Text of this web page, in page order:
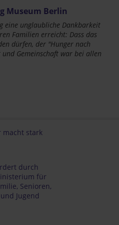
Museum Berlin
eine unglaubliche Dankbarkeit
Familien erreicht: Dass das
dürfen, der "Hunger nach
Gemeinschaft war bei allen